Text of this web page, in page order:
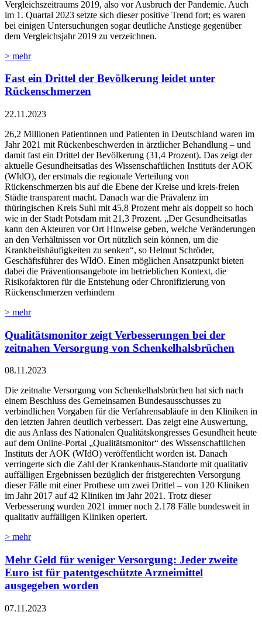
Vergleichszeitraums 2019, also vor Ausbruch der Pandemie. Auch
im 1. Quartal 2023 setzte sich dieser positive Trend fort; es waren
bei einigen Untersuchungen sogar deutliche Anstiege gegenüber
dem Vergleichsjahr 2019 zu verzeichnen.
> mehr
Fast ein Drittel der Bevölkerung leidet unter
Rückenschmerzen
22.11.2023
26,2 Millionen Patientinnen und Patienten in Deutschland waren im
Jahr 2021 mit Rückenbeschwerden in ärztlicher Behandlung – und
damit fast ein Drittel der Bevölkerung (31,4 Prozent). Das zeigt der
aktuelle Gesundheitsatlas des Wissenschaftlichen Instituts der AOK
(WIdO), der erstmals die regionale Verteilung von
Rückenschmerzen bis auf die Ebene der Kreise und kreis-freien
Städte transparent macht. Danach war die Prävalenz im
thüringischen Kreis Suhl mit 45,8 Prozent mehr als doppelt so hoch
wie in der Stadt Potsdam mit 21,3 Prozent. „Der Gesundheitsatlas
kann den Akteuren vor Ort Hinweise geben, welche Veränderungen
an den Verhältnissen vor Ort nützlich sein können, um die
Krankheitshäufigkeiten zu senken“, so Helmut Schröder,
Geschäftsführer des WIdO. Einen möglichen Ansatzpunkt bieten
dabei die Präventionsangebote im betrieblichen Kontext, die
Risikofaktoren für die Entstehung oder Chronifizierung von
Rückenschmerzen verhindern
> mehr
Qualitätsmonitor zeigt Verbesserungen bei der
zeitnahen Versorgung von Schenkelhalsbrüchen
08.11.2023
Die zeitnahe Versorgung von Schenkelhalsbrüchen hat sich nach
einem Beschluss des Gemeinsamen Bundesausschusses zu
verbindlichen Vorgaben für die Verfahrensabläufe in den Kliniken in
den letzten Jahren deutlich verbessert. Das zeigt eine Auswertung,
die aus Anlass des Nationalen Qualitätskongresses Gesundheit heute
auf dem Online-Portal „Qualitätsmonitor“ des Wissenschaftlichen
Instituts der AOK (WIdO) veröffentlicht worden ist. Danach
verringerte sich die Zahl der Krankenhaus-Standorte mit qualitativ
auffälligen Ergebnissen bezüglich der fristgerechten Versorgung
dieser Fälle mit einer Prothese um zwei Drittel – von 120 Kliniken
im Jahr 2017 auf 42 Kliniken im Jahr 2021. Trotz dieser
Verbesserung wurden 2021 immer noch 2.178 Fälle bundesweit in
qualitativ auffälligen Kliniken operiert.
> mehr
Mehr Geld für weniger Versorgung: Jeder zweite
Euro ist für patentgeschützte Arzneimittel
ausgegeben worden
07.11.2023